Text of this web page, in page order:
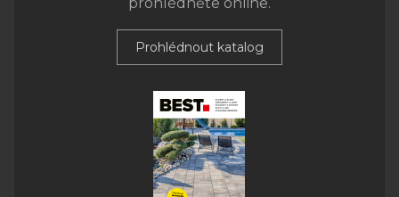
Prohlédnout katalog